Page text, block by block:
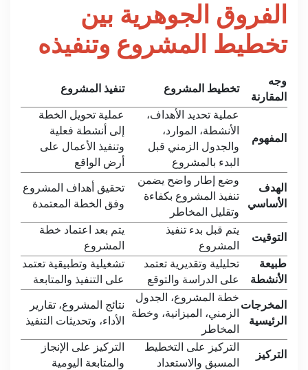
الفروق الجوهرية بين
تخطيط المشروع وتنفيذه
وجه
المقارنة
تخطيط المشروع تنفيذ المشروع
المفهوم
عملية تحديد الأهداف،
الأنشطة، الموارد،
والجدول الزمني قبل
البدء بالمشروع
عملية تحويل الخطة
إلى أنشطة فعلية
وتنفيذ الأعمال على
أرض الواقع
الهدف
الأساسي
وضع إطار واضح يضمن
تنفيذ المشروع بكفاءة
وتقليل المخاطر
تحقيق أهداف المشروع
وفق الخطة المعتمدة
التوقيت
يتم قبل بدء تنفيذ
المشروع
يتم بعد اعتماد خطة
المشروع
طبيعة
الأنشطة
تحليلية وتقديرية تعتمد
على الدراسة والتوقع
تشغيلية وتطبيقية تعتمد
على التنفيذ والمتابعة
المخرجات
الرئيسية
خطة المشروع، الجدول
الزمني، الميزانية، وخطة
المخاطر
نتائج المشروع، تقارير
الأداء، وتحديثات التنفيذ
التركيز
التركيز على التخطيط
المسبق والاستعداد
التركيز على الإنجاز
والمتابعة اليومية